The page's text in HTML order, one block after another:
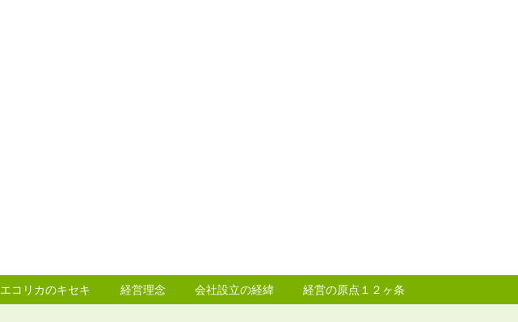
エコリカのキセキ 経営理念 会社設立の経緯 経営の原点１２ヶ条